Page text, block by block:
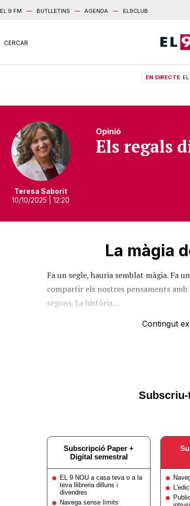
EL 9 FM BUTLLETINS AGENDA EL9CLUB
EN DIRECTE
Teresa Saborit
10/10/2025 | 12:20
Opinió
Els regals
La màgia
Fa un segle, hauria semblat màgia. Fa
compartir els nostres pensaments
segons. La història…
Contingut